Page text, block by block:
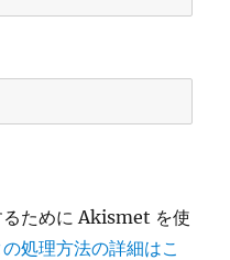
るために Akismet を使
処理方法の詳細はこ